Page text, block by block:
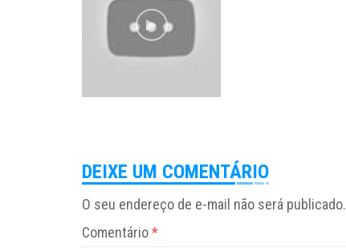
DEIXE UM COMENTÁRIO
O seu endereço de e-mail não será publicado.
Comentário*